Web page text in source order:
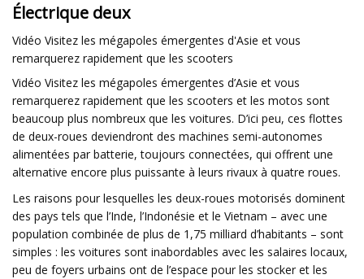
Électrique deux
Vidéo Visitez les mégapoles émergentes d'Asie et vous
remarquerez rapidement que les scooters
Vidéo Visitez les mégapoles émergentes d’Asie et vous
remarquerez rapidement que les scooters et les motos sont
beaucoup plus nombreux que les voitures. D’ici peu, ces flottes
de deux-roues deviendront des machines semi-autonomes
alimentées par batterie, toujours connectées, qui offrent une
alternative encore plus puissante à leurs rivaux à quatre roues.
Les raisons pour lesquelles les deux-roues motorisés dominent
des pays tels que l’Inde, l’Indonésie et le Vietnam – avec une
population combinée de plus de 1,75 milliard d’habitants – sont
simples : les voitures sont inabordables avec les salaires locaux,
peu de foyers urbains ont de l’espace pour les stocker et les